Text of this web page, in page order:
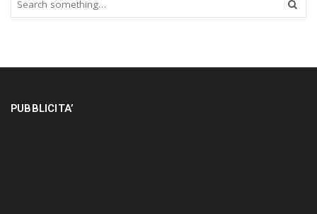
h
d
PUBBLICITA’